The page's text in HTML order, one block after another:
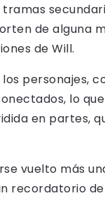
de alguna
de Will.
personajes,
lo
en partes,
vuelto más
recordatorio